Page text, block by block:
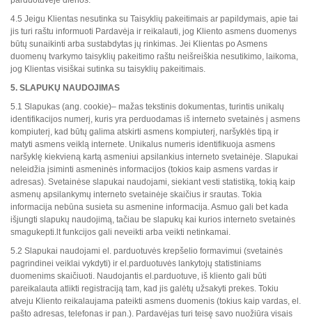
4.5 Jeigu Klientas nesutinka su Taisyklių pakeitimais ar papildymais, apie tai
jis turi raštu informuoti Pardavėja ir reikalauti, jog Kliento asmens duomenys
būtų sunaikinti arba sustabdytas jų rinkimas. Jei Klientas po Asmens
duomenų tvarkymo taisyklių pakeitimo raštu neišreiškia nesutikimo, laikoma,
jog Klientas visiškai sutinka su taisyklių pakeitimais.
5. SLAPUKŲ NAUDOJIMAS
5.1 Slapukas (ang. cookie)– mažas tekstinis dokumentas, turintis unikalų
identifikacijos numerį, kuris yra perduodamas iš interneto svetainės į asmens
kompiuterį, kad būtų galima atskirti asmens kompiuterį, naršyklės tipą ir
matyti asmens veiklą internete. Unikalus numeris identifikuoja asmens
naršyklę kiekvieną kartą asmeniui apsilankius interneto svetainėje. Slapukai
neleidžia įsiminti asmeninės informacijos (tokios kaip asmens vardas ir
adresas). Svetainėse slapukai naudojami, siekiant vesti statistiką, tokią kaip
asmenų apsilankymų interneto svetainėje skaičius ir srautas. Tokia
informacija nebūna susieta su asmenine informacija. Asmuo gali bet kada
išjungti slapukų naudojimą, tačiau be slapukų kai kurios interneto svetainės
smagukepti.lt funkcijos gali neveikti arba veikti netinkamai.
5.2 Slapukai naudojami el. parduotuvės krepšelio formavimui (svetainės
pagrindinei veiklai vykdyti) ir el.parduotuvės lankytojų statistiniams
duomenims skaičiuoti. Naudojantis el.parduotuve, iš kliento gali būti
pareikalauta atlikti registraciją tam, kad jis galėtų užsakyti prekes. Tokiu
atveju Kliento reikalaujama pateikti asmens duomenis (tokius kaip vardas, el.
pašto adresas, telefonas ir pan.). Pardavėjas turi teisę savo nuožiūra visais